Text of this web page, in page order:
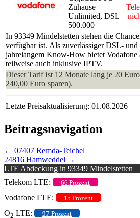
Zuhause
Unlimited, DSL
500.000
In 93349 Mindelstetten stehen die
verfügbar ist. Als zuverlässiger DSL-
jahrelangem Know-How bietet Vodafone
teilweise auch inklusive IPTV.
Dieser Tarif ist 12 Monate lang je 20
240,00 Euro sparen).
Letzte Preisaktualisierung: 01.08.2026
Beitragsnavigation
← 07407 Remda-Teichel
24816 Hamweddel →
LTE Abdeckung in 93349 Mindelstetten
Telekom LTE:
66 Prozent
Vodafone LTE: 15 Prozent
O2 LTE: 97 Prozent